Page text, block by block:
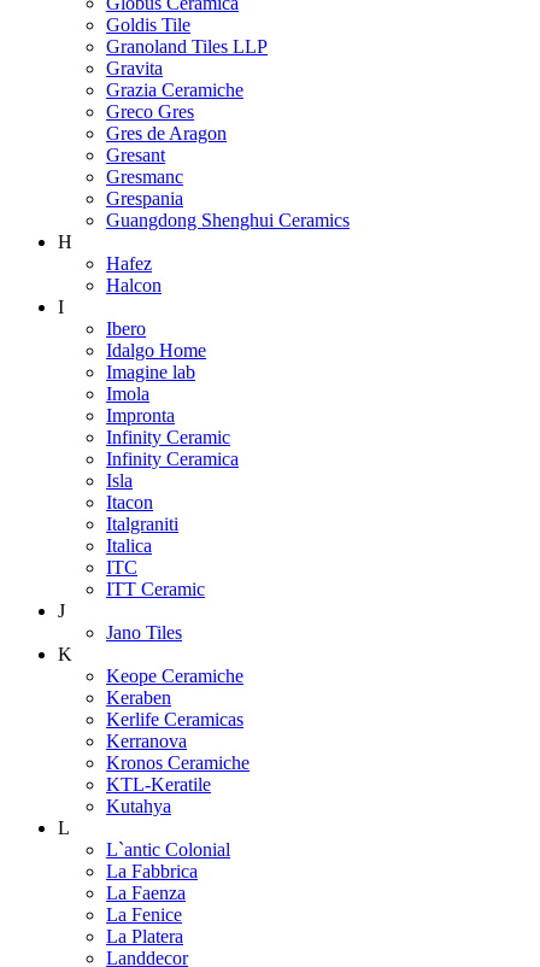
Goldis Tile
Granoland Tiles LLP
Gravita
Grazia Ceramiche
Greco Gres
Gres de Aragon
Gresant
Gresmanc
Grespania
Guangdong Shenghui Ceramics
H
Hafez
Halcon
I
Ibero
Idalgo Home
Imagine lab
Imola
Impronta
Infinity Ceramic
Infinity Ceramica
Isla
Itacon
Italgraniti
Italica
ITC
ITT Ceramic
J
Jano Tiles
K
Keope Ceramiche
Keraben
Kerlife Ceramicas
Kerranova
Kronos Ceramiche
KTL-Keratile
Kutahya
L
L`antic Colonial
La Fabbrica
La Faenza
La Fenice
La Platera
Landdecor